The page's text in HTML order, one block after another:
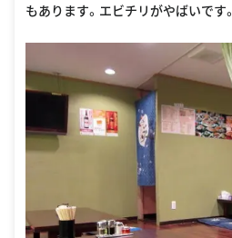
もあります。エビチリがやばいです。